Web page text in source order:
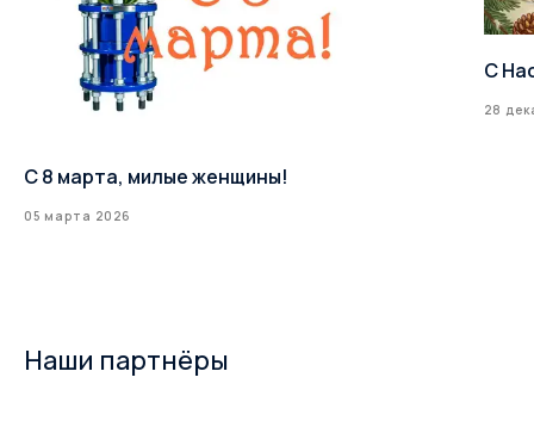
С 8 марта, милые женщины!
05 марта 2026
С
28
Наши партнёры